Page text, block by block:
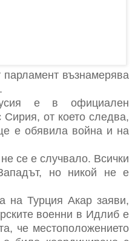
възнамерява
е в официален
Сирия, от което следва,
е обявила война и на
се е случвало. Всички
но никой не е
на Турция Акар заяви,
военни в Идлиб е
че местоположението